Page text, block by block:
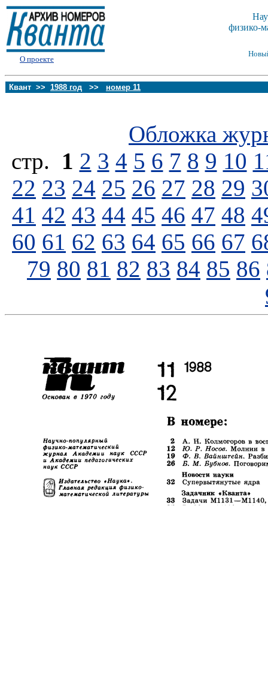
О проекте
физико-
Квант >> 1988 год >> номер 11
Обложка
стp. 1 2 3 4 5 6 7 8 9 10
22 23 24 25 26 27 28 29
41 42 43 44 45 46 47 48
60 61 62 63 64 65 66 67
79 80 81 82 83 84 85 86